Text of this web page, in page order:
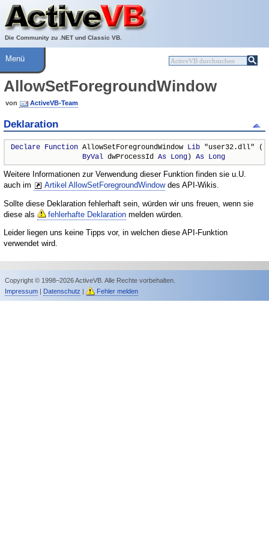
Die Community zu .NET und Classic VB.
Über ActiveVB
Hilfe
Menü
AllowSetForegroundWindow
von ActiveVB-Team
Deklaration
Declare Function AllowSetForegroundWindow Lib "user32.dll" (
ByVal dwProcessId As Long) As Long
Weitere Informationen zur Verwendung dieser Funktion finden sie u.U.
auch im
Artikel AllowSetForegroundWindowdes API-Wikis.
Sollte diese Deklaration fehlerhaft sein, würden wir uns freuen, wenn sie
diese als
fehlerhafte Deklaration melden würden.
Leider liegen uns keine Tipps vor, in welchen diese API-Funktion
verwendet wird.
Copyright © 1998–2026 ActiveVB. Alle Rechte vorbehalten.
Impressum| Datenschutz | Fehler melden